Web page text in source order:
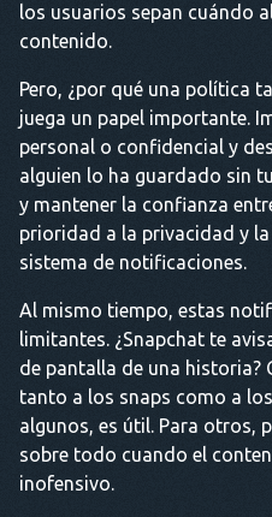
los usuarios sepan cuándo
contenido.
Pero, ¿por qué una política
juega un papel importante.
personal o confidencial y
alguien lo ha guardado sin
y mantener la confianza
prioridad a la privacidad y
sistema de notificaciones.
Al mismo tiempo, estas
limitantes. ¿Snapchat te
de pantalla de una historia?
tanto a los snaps como a
algunos, es útil. Para otros,
sobre todo cuando el
inofensivo.